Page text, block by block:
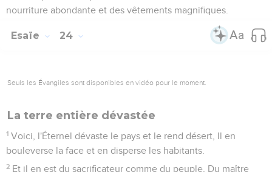
nourriture abondante et des vêtements magnifiques.
Esaïe 24
Seuls les Évangiles sont disponibles en vidéo pour le moment.
La terre entière dévastée
1 Voici, l'Éternel dévaste le pays et le rend désert, Il en
bouleverse la face et en disperse les habitants.
2 Et il en est du sacrificateur comme du peuple, Du maître